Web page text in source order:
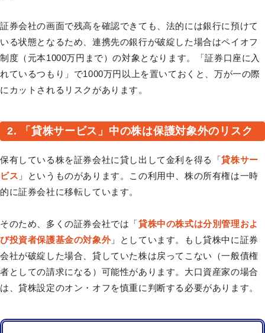
証券会社の画面で残高を確認できても、法的には銀行に預けて
いる状態となるため、連携先の銀行が破綻した場合はペイオフ
制度（元本1000万円まで）の対象となります。「証券口座に入
れているつもり」で1000万円以上を置いておくと、万が一の際
にカットされるリスクがあります。
2. 「貸株サービス」中の株は保護対象外のリスク
保有している株を証券会社に貸し出して金利を得る「貸株サー
ビス 」というものがあります。この利用中、株の所有権は一時
的に証券会社に移転しています。
そのため、多くの証券会社では「貸株中の株式は分別管理およ
び投資者保護基金の対象外」としています。もし貸株中に証券
会社が破綻した場合、貸していた株は戻ってこない（一般債権
者としての請求になる）可能性があります。大口資産家の場合
は、貸株設定のオン・オフを慎重に判断する必要があります。